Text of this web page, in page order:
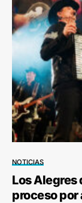
NOTICIAS
Los Alegres
proceso